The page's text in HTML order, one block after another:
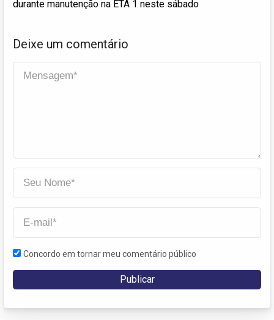
durante manutenção na ETA 1 neste sábado
Deixe um comentário
Concordo em tornar meu comentário público